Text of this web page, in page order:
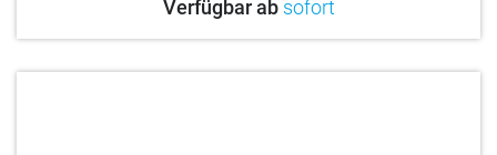
Verfügbar ab sofort